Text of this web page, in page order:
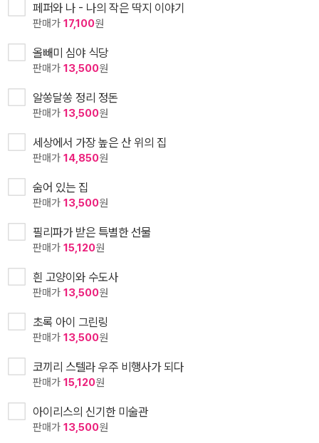
페퍼와 나 - 나의 작은 딱지 이야기
판매가 17,100원
올빼미 심야 식당
판매가 13,500원
알쏭달쏭 정리 정돈
판매가 13,500원
세상에서 가장 높은 산 위의 집
판매가 14,850원
숨어 있는 집
판매가 13,500원
필리파가 받은 특별한 선물
판매가 15,120원
흰 고양이와 수도사
판매가 13,500원
초록 아이 그린링
판매가 13,500원
코끼리 스텔라 우주 비행사가 되다
판매가 15,120원
아이리스의 신기한 미술관
판매가 13,500원